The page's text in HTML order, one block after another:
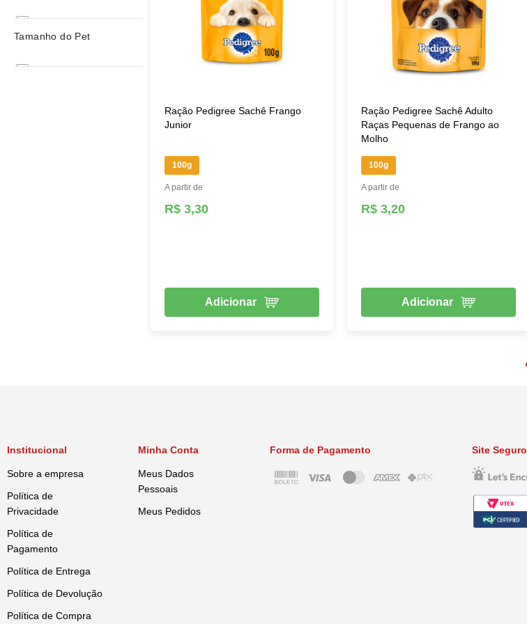
Raças Grandes e Gigantes
Frango
Tamanho do Pet
Ração Pedigree Sachê Frango
Junior
100g
A partir de
R$ 3,30
Adicionar
Ração Pedigree Sachê Adulto
Raças Pequenas de Frango ao
Molho
100g
A partir de
R$ 3,20
Adicionar
Institucional
Sobre a empresa
Política de
Privacidade
Política de
Pagamento
Política de Entrega
Política de Devolução
Política de Compra
Minha Conta
Meus Dados
Pessoais
Meus Pedidos
Forma de Pagamento Site Seguro